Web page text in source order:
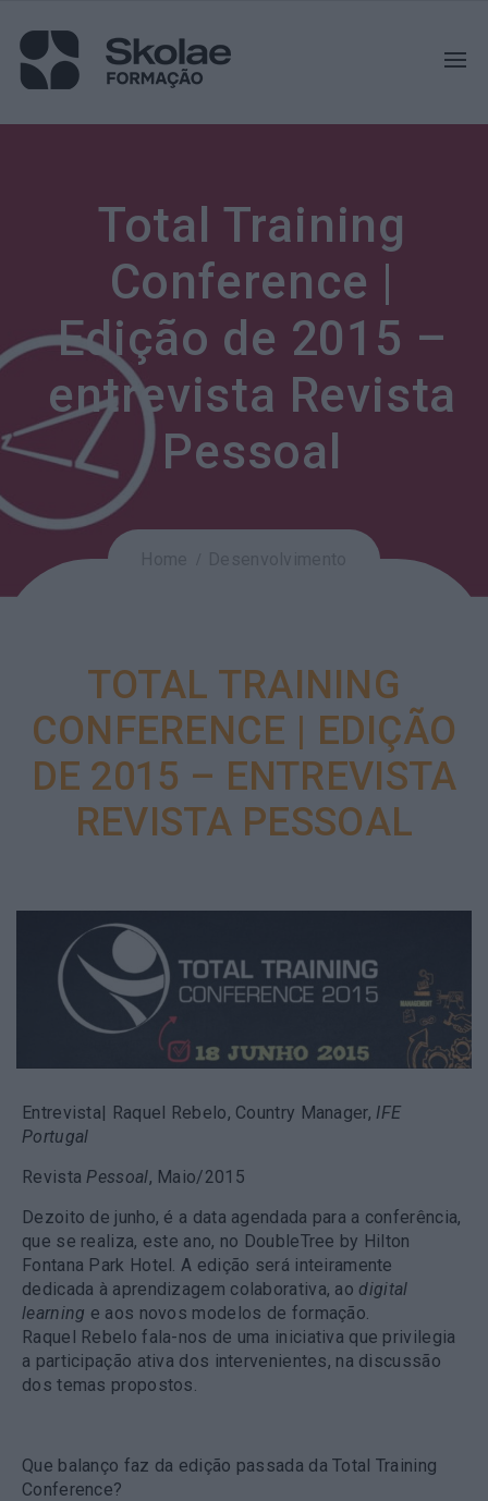
Total Training
Conference |
Edição de 2015 –
entrevista Revista
Pessoal
TOTAL TRAINING
CONFERENCE | EDIÇÃO
DE 2015 – ENTREVISTA
REVISTA PESSOAL
Entrevista| Raquel Rebelo, Country Manager, IFE
Portugal
RevistaPessoal, Maio/2015
Dezoito de junho, é a data agendada para a conferência,
que se realiza, este ano, no DoubleTree by Hilton
Fontana Park Hotel. A edição será inteiramente
dedicada à aprendizagem colaborativa, ao digital
learning e aos novos modelos de formação.
Raquel Rebelo fala-nos de uma iniciativa que privilegia
a participação ativa dos intervenientes, na discussão
dos temas propostos.
Que balanço faz da edição passada da Total Training
Conference?